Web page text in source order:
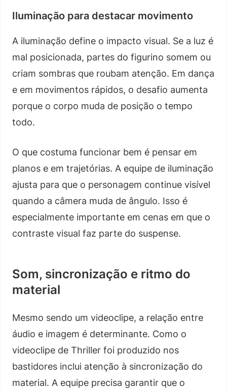
Iluminação para destacar movimento
A iluminação define o impacto visual. Se a luz é
mal posicionada, partes do figurino somem ou
criam sombras que roubam atenção. Em dança
e em movimentos rápidos, o desafio aumenta
porque o corpo muda de posição o tempo
todo.
O que costuma funcionar bem é pensar em
planos e em trajetórias. A equipe de iluminação
ajusta para que o personagem continue visível
quando a câmera muda de ângulo. Isso é
especialmente importante em cenas em que o
contraste visual faz parte do suspense.
Som, sincronização e ritmo do
material
Mesmo sendo um videoclipe, a relação entre
áudio e imagem é determinante. Como o
videoclipe de Thriller foi produzido nos
bastidores inclui atenção à sincronização do
material. A equipe precisa garantir que o